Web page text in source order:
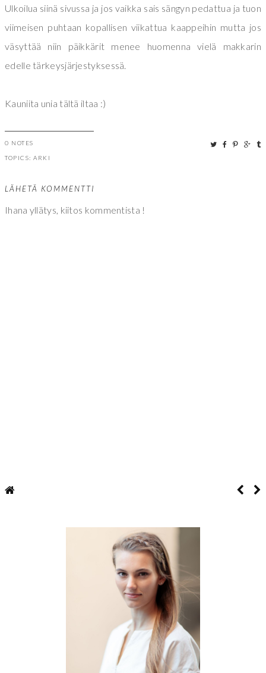
Ulkoilua siinä sivussa ja jos vaikka sais sängyn pedattua ja tuon
viimeisen puhtaan kopallisen viikattua kaappeihin mutta jos
väsyttää niin päikkärit menee huomenna vielä makkarin
edelle tärkeysjärjestyksessä.
Kauniita unia tältä iltaa :)
0 NOTES
TOPICS: ARKI
LÄHETÄ KOMMENTTI
Ihana yllätys, kiitos kommentista !